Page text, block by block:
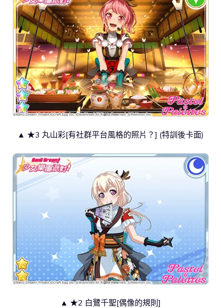
▲ ★3 丸山彩[有社群平台風格的照片？] (特訓後卡面)
▲ ★2 白鷺千聖[偶像的規則]